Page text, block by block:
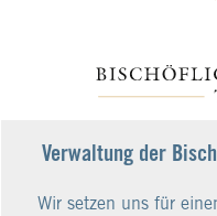
Erdener Riesling
Fruchtaromen, die
trockene 2023er
in Hochform: Der
130,80 €
12,75 € pro Liter
kostenloser Versand
Verwaltung der
Wir setzen uns für